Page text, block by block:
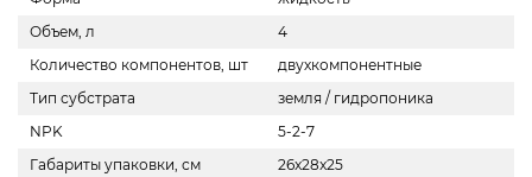
Объем, л
4
Количество компонентов, шт
двухкомпонентные
Тип субстрата
земля / гидропоника
NPK
5-2-7
Габариты упаковки, см
26x28x25